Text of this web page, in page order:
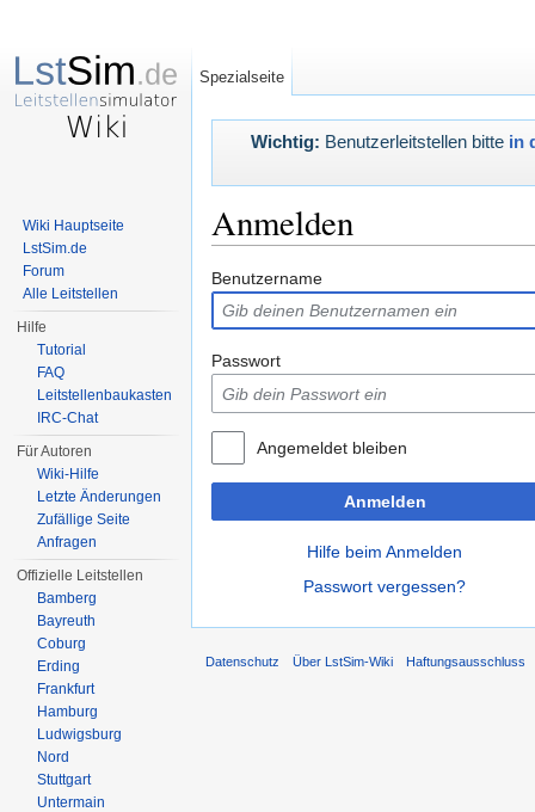
Wichtig: Benutzerleitstellen bitte in
Anmelden
Benutzername
Passwort
Angemeldet bleiben
Anmelden
Hilfe beim Anmelden
Passwort vergessen?
Spezialseite
Wiki Hauptseite
LstSim.de
Forum
Alle Leitstellen
Hilfe
Tutorial
FAQ
Leitstellenbaukasten
IRC-Chat
Für Autoren
Wiki-Hilfe
Letzte Änderungen
Zufällige Seite
Anfragen
Offizielle Leitstellen
Bamberg
Bayreuth
Coburg
Erding
Frankfurt
Hamburg
Ludwigsburg
Nord
Stuttgart
Untermain
Datenschutz Über LstSim-Wiki Haftungsausschluss